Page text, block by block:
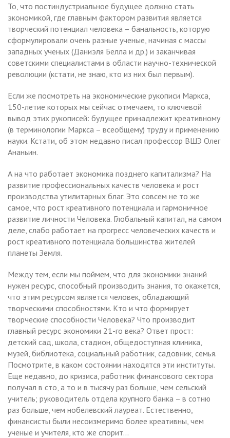
То, что постиндустриальное будущее должно стать
экономикой, где главным фактором развития является
творческий потенциал человека – банальность, которую
сформулировали очень разные ученые, начиная с массы
западных ученых (Даниэля Белла и др.) и заканчивая
советскими специалистами в области научно-технической
революции (кстати, не знаю, кто из них был первым).
Если же посмотреть на экономические рукописи Маркса,
150-летие которых мы сейчас отмечаем, то ключевой
вывод этих рукописей: будущее принадлежит креативному
(в терминологии Маркса – всеобщему) труду и применению
науки. Кстати, об этом недавно писал профессор ВШЭ Олег
Ананьин.
А на что работает экономика позднего капитализма? На
развитие профессиональных качеств человека и рост
производства утилитарных благ. Это совсем не то же
самое, что рост креативного потенциала и гармоничное
развитие личности Человека. Глобальный капитал, на самом
деле, слабо работает на прогресс человеческих качеств и
рост креативного потенциала большинства жителей
планеты Земля.
Между тем, если мы поймем, что для экономики знаний
нужен ресурс, способный производить знания, то окажется,
что этим ресурсом является человек, обладающий
творческими способностями. Кто и что формирует
творческие способности Человека? Что производит
главный ресурс экономики 21-го века? Ответ прост:
детский сад, школа, стадион, общедоступная клиника,
музей, библиотека, социальный работник, садовник, семья.
Посмотрите, в каком состоянии находятся эти институты.
Еще недавно, до кризиса, работник финансового сектора
получал в сто, а то и в тысячу раз больше, чем сельский
учитель; руководитель отдела крупного банка – в сотню
раз больше, чем нобелевский лауреат. Естественно,
финансисты были несоизмеримо более креативны, чем
ученые и учителя, кто же спорит…